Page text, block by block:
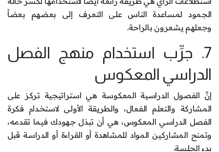
الجمود لمساعدة الناس على التعرف إلى بعضهم بعضاً
وجعلهم يشعرون بالراحة.
7. جرِّب استخدام منهج الفصل
الدراسي المعكوس
إنَّ الفصول الدراسية المعكوسة هي استراتيجية تركز على
المشاركة والتعلم الفعال، والطريقة الأولى لاستخدام فكرة
الفصل الدراسي المعكوس، هي أن تبذل جهودك فيما تقدمه،
وتمنح المشاركين المواد للمشاهدة أو القراءة أو الدراسة قبل
بدء الجلسة.